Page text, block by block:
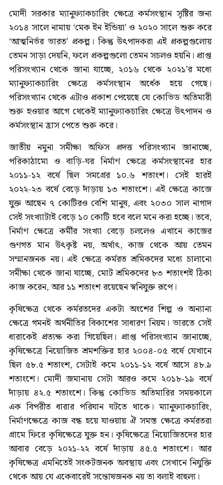
মোদী সরকার ম্যানুফ্যাকচারিং ক্ষেত্রে কর্মসংস্থান সৃষ্টির জন্য
২০১৪ সালে নামায় ‘মেক ইন ইন্ডিয়া’ ও ২০২০ সালে শুরু করে
‘আত্মনির্ভর ভারত’ প্রকল্প। কিন্তু উৎপাদকরা এই প্রকল্পগুলোয়
তেমন সাড়া দেয়নি, ফলে প্রকল্পগুলো তেমন সচলও হয়নি। প্রাপ্ত
পরিসংখ্যান থেকে জানা যাচ্ছে, ২০১৬ থেকে ২০২১’র মধ্যে
ম্যানুফ্যাকচারিং ক্ষেত্রে কর্মসংস্থান অর্ধেক হয়ে গেছে।
পরিসংখ্যান থেকে এটাও প্রকাশ পেয়েছে যে কোভিড অতিমারী
শুরু হওয়ার আগে থেকেই ম্যানুফ্যাকচারিং ক্ষেত্রে উৎপাদন ও
কর্মসংস্থান হ্রাস পেতে শুরু করে।
জাতীয় নমুনা সমীক্ষা অফিস প্রদত্ত পরিসংখ্যান জানাচ্ছে,
পরিকাঠামো ও বাড়ি-ঘর নির্মাণ ক্ষেত্রে কর্মসংস্থানের হার
২০১১-১২ বর্ষে ছিল সমগ্রের ১০.৬ শতাংশ। সেই হারই
২০২২-২৩ বর্ষে বেড়ে দাঁড়ায় ১৩ শতাংশে। এই ক্ষেত্রে কাজে
যুক্ত আছেন ৭ কোটিরও বেশি মানুষ, এবং ২০৩০ সাল নাগাদ
সেই সংখ্যাটাই বেড়ে ১০ কোটি হবে বলে মনে করা হচ্ছে। তবে,
নির্মাণ ক্ষেত্রে কর্মীর সংখ্যা বেড়ে চললেও এখানে কাজের
গুণগত মান উৎকৃষ্ট নয়, অর্থাৎ, কাজ থেকে আয় তেমন
সম্মানজনক নয়। এই ক্ষেত্রে কর্মরত শ্রমিকদের মধ্যে চালানো
সমীক্ষা থেকে জানা যাচ্ছে, মোট শ্রমিকদের ৮৩ শতাংশই ঠিকা
কাজ করেন, আর ১১ শতাংশ রয়েছেন স্বনিযুক্ত রূপে।
কৃষিক্ষেত্র থেকে কর্মরতদের একটা অংশের শিল্প ও অন্যান্য
ক্ষেত্রে গমনই অর্থনীতির বিকাশের সাধারণ নিয়ম। ভারতে সেই
ধারাকেই প্রত্যক্ষ করা গিয়েছিল। প্রাপ্ত পরিসংখ্যান জানাচ্ছে,
কৃষিক্ষেত্রে নিয়োজিত শ্রমশক্তির হার ২০০৪-০৫ বর্ষে যেখানে
ছিল ৫৮.৫ শতাংশ, সেটাই কমে ২০১১-১২ বর্ষে আসে ৪৮.৯
শতাংশে। মোদী জমানায় সেটা আরও কমে ২০১৮-১৯ বর্ষে
দাঁড়ায় ৪২.৫ শতাংশে। কিন্তু কোভিড অতিমারির সময়কালে
এক বিপরীত ধারার পরিযান ঘটতে থাকে। ম্যানুফ্যাকচারিং,
নির্মাণক্ষেত্রে কাজ বন্ধ হয়ে যাওয়ায় ঐ সমস্ত ক্ষেত্রে কর্মরতরা
গ্রামে ফিরে কৃষিক্ষেত্রে যুক্ত হন। কৃষিক্ষেত্রে নিয়োজিতদের হার
আবার বেড়ে ২০২১-২২ বর্ষে দাঁড়ায় ৪৫.৫ শতাংশে। আর
কৃষিক্ষেত্র এমনিতেই সংকটজনক অবস্থায় এবং সেখানে নিযুক্তি
থেকে আয় যে একেবারেই সন্তোষজনক নয় তা বলাই বাহুল্য।